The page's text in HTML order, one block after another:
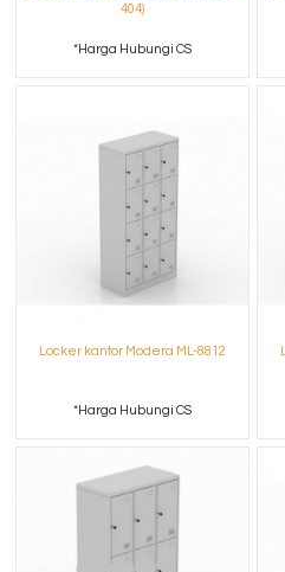
404)
*Harga Hubungi CS
Locker kantor Modera ML-8812
*Harga Hubungi CS